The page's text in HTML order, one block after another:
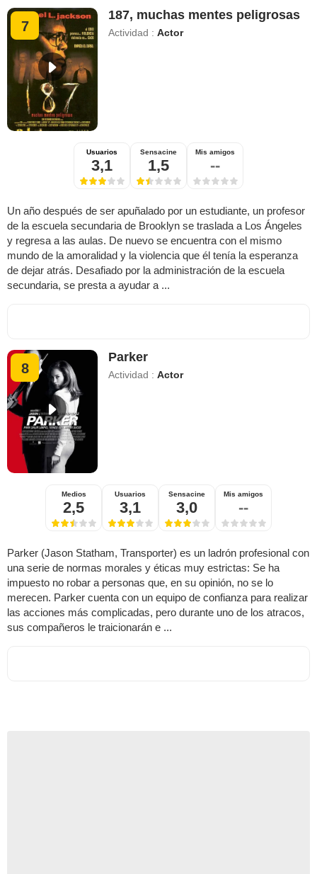
7
187, muchas mentes peligrosas
Actividad :Actor
Usuarios
3,1
Sensacine
1,5
Mis amigos
--
Un año después de ser apuñalado por un estudiante, un profesor
de la escuela secundaria de Brooklyn se traslada a Los Ángeles
y regresa a las aulas. De nuevo se encuentra con el mismo
mundo de la amoralidad y la violencia que él tenía la esperanza
de dejar atrás. Desafiado por la administración de la escuela
secundaria, se presta a ayudar a ...
8
Parker
Actividad :Actor
Medios
2,5
Usuarios
3,1
Sensacine
3,0
Mis amigos
--
Parker (Jason Statham, Transporter) es un ladrón profesional con
una serie de normas morales y éticas muy estrictas: Se ha
impuesto no robar a personas que, en su opinión, no se lo
merecen. Parker cuenta con un equipo de confianza para realizar
las acciones más complicadas, pero durante uno de los atracos,
sus compañeros le traicionarán e ...